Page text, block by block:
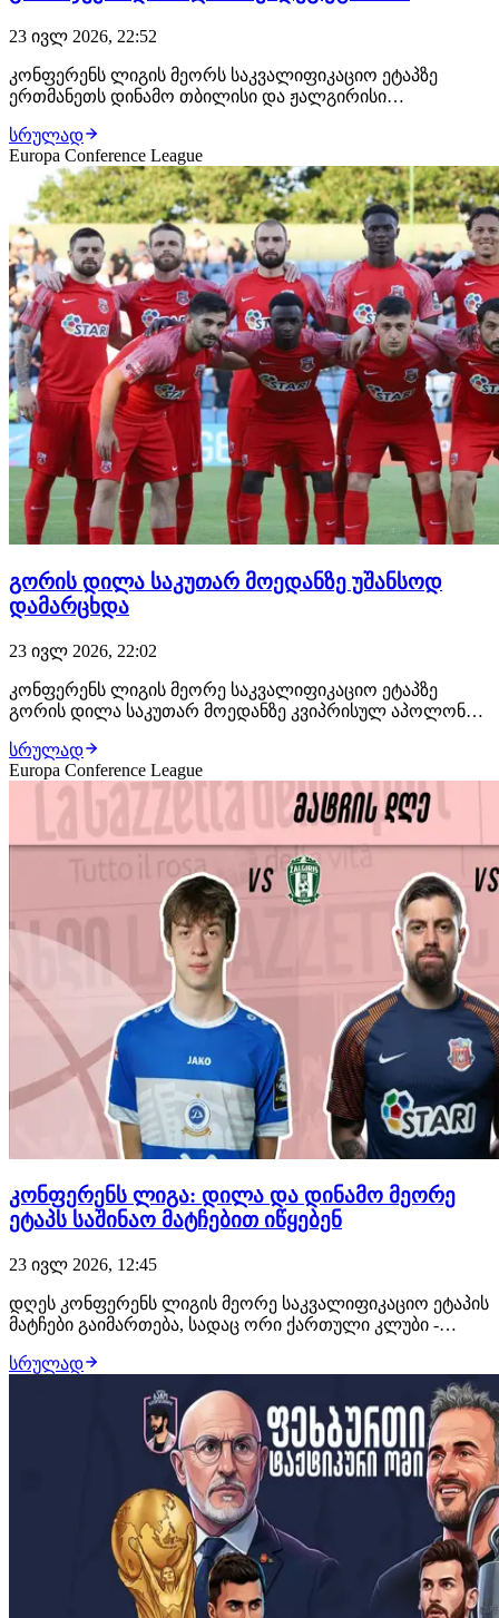
23 ივლ 2026, 22:52
კონფერენს ლიგის მეორს საკვალიფიკაციო ეტაპზე
ერთმანეთს დინამო თბილისი და ჟალგირისი
ტაიმი შემოგვთავაზეს და გარდა 3 გატანილი გოლისა,
უამრავი მომენტი შექმნეს. გამორჩეული თორნიკე
კვარაცხელია იყო. 16 წლის ფეხბურთელი ვერავინ
შეაჩერა. მე-14 წ…
სრულად
Europa Conference League
გორის დილა საკუთარ მოედანზე უშანსოდ
დამარცხდა
23 ივლ 2026, 22:02
კონფერენს ლიგის მეორე საკვალიფიკაციო ეტაპზე
გორის დილა საკუთარ მოედანზე კვიპრისულ აპოლონს
უპირატესობას დაეუფლნენ და ანგარიში მე-14 წუთზე
გახსნეს, სხვაობა ორამდე 28-ე წუთზე გაზარდეს. ამას ისიც
დაემატა, რომ პირველი ტაიმის მიწურულს დილას ფეხ…
სრულად
Europa Conference League
კონფერენს ლიგა: დილა და დინამო მეორე
ეტაპს საშინაო მატჩებით იწყებენ
23 ივლ 2026, 12:45
დღეს კონფერენს ლიგის მეორე საკვალიფიკაციო ეტაპის
მატჩები გაიმართება, სადაც ორი ქართული კლუბი -
მოგეხსენებათ, დილამაც და დინამომაც პირველი ეტაპი
წარმატებით დაძლიეს, დილამ ვირტუსს აჯობა, დინამო
თბილისმა კი მონდორფს. დილა - აპოლონი (20:00, თენ…
სრულად